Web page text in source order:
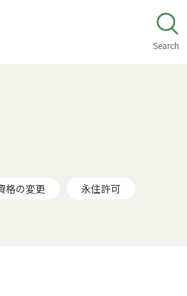
Search
格の変更
永住許可